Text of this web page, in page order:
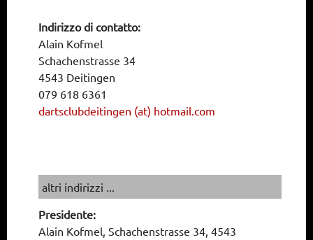
Indirizzo di contatto:
Alain Kofmel
Schachenstrasse 34
4543 Deitingen
079 618 6361
dartsclubdeitingen (at) hotmail.com
altri indirizzi ...
Presidente:
Alain Kofmel, Schachenstrasse 34, 4543